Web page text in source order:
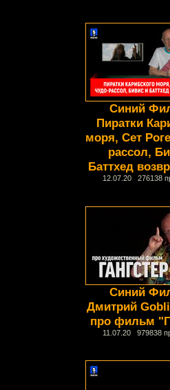
Синий
Пиратки
моря, Сет
рассол,
Баттхед
12.07.20 276138
Синий
Дмитрий
про фильм
11.07.20 979838